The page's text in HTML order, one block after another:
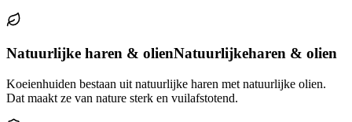
Natuurlijke haren & olienNatuurlijkeharen & olien
Koeienhuiden bestaan uit natuurlijke haren met natuurlijke olien.
Dat maakt ze van nature sterk en vuilafstotend.